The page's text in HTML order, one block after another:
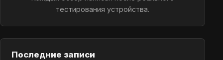
тестирования устройства.
Последние записи